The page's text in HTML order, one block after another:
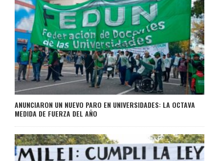
ANUNCIARON UN NUEVO PARO EN UNIVERSIDADES: LA OCTAVA
MEDIDA DE FUERZA DEL AÑO